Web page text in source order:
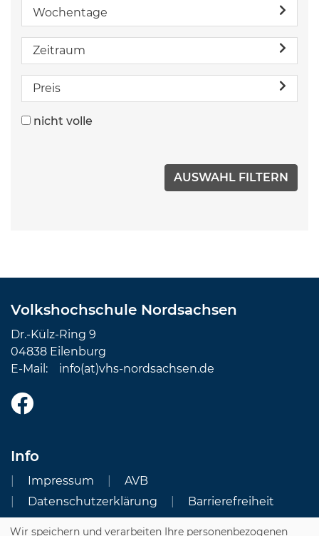
Wochentage
Zeitraum
Preis
nicht volle
Volkshochschule Nordsachsen
Dr.-Külz-Ring 9
04838 Eilenburg
E-Mail: info(at)vhs-nordsachsen.de
Info
Impressum
AVB
Datenschutzerklärung
Barrierefreiheit
Wir speichern und verarbeiten Ihre personenbezogenen